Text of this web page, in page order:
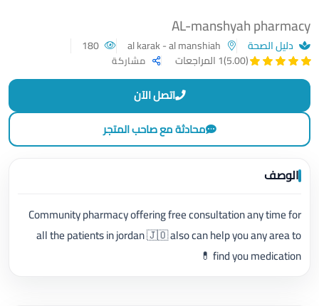
AL-manshyah pharmacy
دليل الصحة
(5.00)
1 المراجعات مشاركة
اتصل الآن
محادثة مع صاحب المتجر
الوصف
Community pharmacy offering free consultation any time for
all the patients in jordan 🇯🇴 also can help you any area to
find you medication 💊